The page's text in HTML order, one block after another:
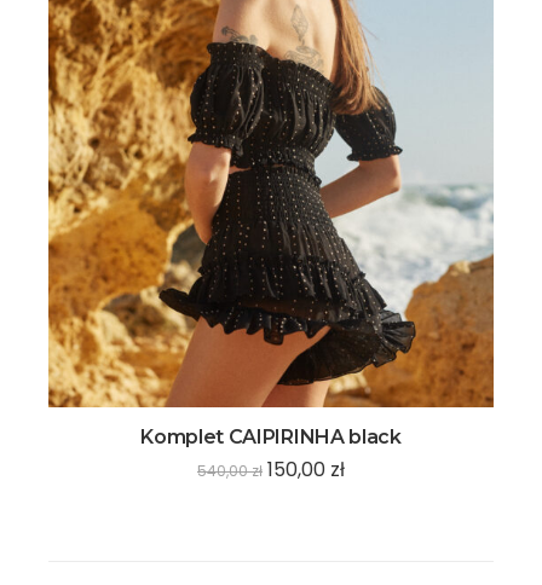
Komplet CAIPIRINHA black
540,00zł 150,00 zł